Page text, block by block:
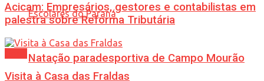
Natação paradesportiva de Campo Mourão
Acicam: Empresários, gestores e contabilistas em
palestra sobre Reforma Tributária
Visita à Casa das Fraldas